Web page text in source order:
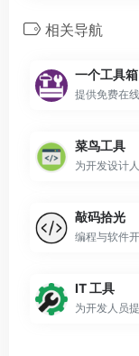
相关导航
一个工具箱
菜鸟工具
敲码拾光
IT 工具